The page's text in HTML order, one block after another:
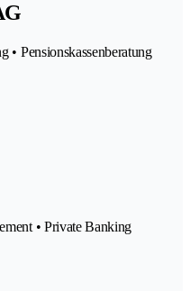
• Pensionskassenberatung
• Private Banking